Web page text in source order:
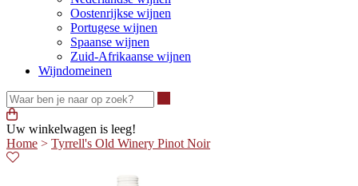
Oostenrijkse wijnen
Portugese wijnen
Spaanse wijnen
Zuid-Afrikaanse wijnen
Wijndomeinen
Uw winkelwagen is leeg!
Home > Tyrrell's Old Winery Pinot Noir